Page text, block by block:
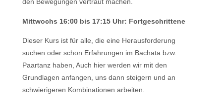
den Bewegungen vertraut machen.
Mittwochs 16:00 bis 17:15 Uhr: Fortgeschrittene
Dieser Kurs ist für alle, die eine Herausforderung
suchen oder schon Erfahrungen im Bachata bzw.
Paartanz haben, Auch hier werden wir mit den
Grundlagen anfangen, uns dann steigern und an
schwierigeren Kombinationen arbeiten.